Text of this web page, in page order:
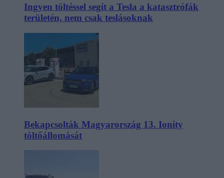
Ingyen töltéssel segít a Tesla a katasztrófák
területén, nem csak teslásoknak
Bekapcsolták Magyarország 13. Ionity
töltőállomását